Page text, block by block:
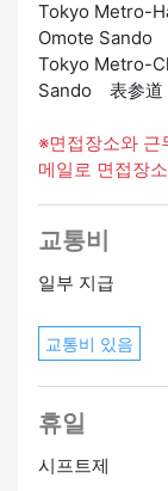
Tokyo Metro-
Omote Sando
Tokyo Metro-
Sando 表参道
※면접장소와 근
메일로 면접장
교통비
일부 지급
교통비 있음
휴일
시프트제